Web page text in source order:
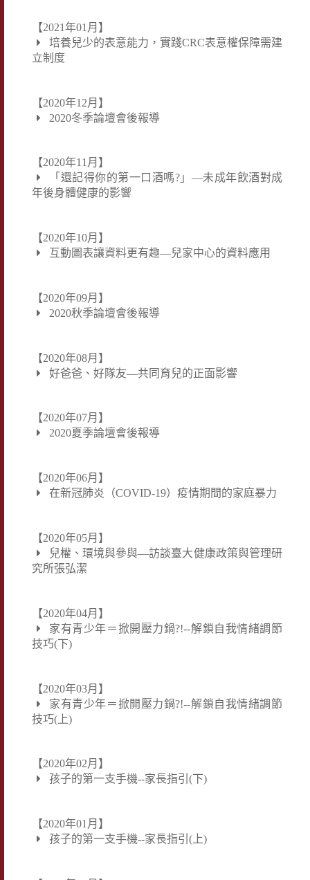
【2021年01月】
培養兒少的表意能力，實踐CRC表意權保障需建
立制度
【2020年12月】
2020冬季論壇會後報導
【2020年11月】
「還記得你的第一口酒嗎?」—未成年飲酒對成
年後身體健康的影響
【2020年10月】
互動圖表讓資料更有趣—兒家中心的資料應用
【2020年09月】
2020秋季論壇會後報導
【2020年08月】
好爸爸、好隊友—共同育兒的正面影響
【2020年07月】
2020夏季論壇會後報導
【2020年06月】
在新冠肺炎（COVID-19）疫情期間的家庭暴力
【2020年05月】
兒權、環境與參與—訪談臺大健康政策與管理研
究所張弘潔
【2020年04月】
家有青少年＝掀開壓力鍋?!--解鎖自我情緒調節
技巧(下)
【2020年03月】
家有青少年＝掀開壓力鍋?!--解鎖自我情緒調節
技巧(上)
【2020年02月】
孩子的第一支手機--家長指引(下)
【2020年01月】
孩子的第一支手機--家長指引(上)